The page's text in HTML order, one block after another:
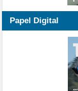
Papel Digital